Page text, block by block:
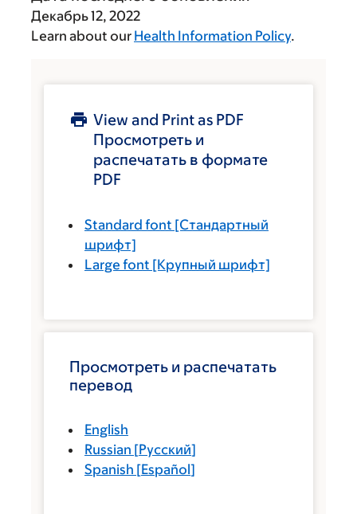
Декабрь 12, 2022
Learn about our Health Information Policy.
View and Print as PDF
Просмотреть и
распечатать в формате
PDF
Standard font [Стандартный
шрифт]
Large font [Крупный шрифт]
Просмотреть и распечатать
перевод
English
Russian [Русский]
Spanish [Español]